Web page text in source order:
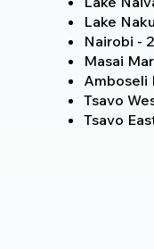
Lake
Nairobi -
Masai
Amboseli
Tsavo
Tsavo